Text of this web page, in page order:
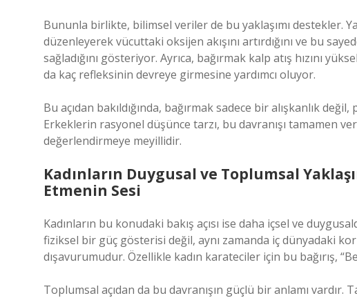
Bununla birlikte, bilimsel veriler de bu yaklaşımı destekler.
düzenleyerek vücuttaki oksijen akışını artırdığını ve bu
sağladığını gösteriyor. Ayrıca, bağırmak kalp atış hızını
da kaç refleksinin devreye girmesine yardımcı oluyor.
Bu açıdan bakıldığında, bağırmak sadece bir alışkanlık
Erkeklerin rasyonel düşünce tarzı, bu davranışı tamamen
değerlendirmeye meyillidir.
Kadınların Duygusal ve Toplumsal
Etmenin Sesi
Kadınların bu konudaki bakış açısı ise daha içsel ve
fiziksel bir güç gösterisi değil, aynı zamanda iç dünyadaki
dışavurumudur. Özellikle kadın karateciler için bu bağırış,
Toplumsal açıdan da bu davranışın güçlü bir anlamı